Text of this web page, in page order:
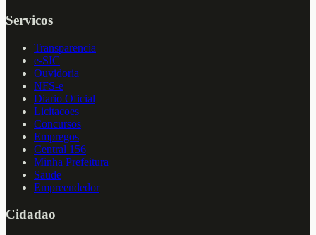
Servicos
Transparencia
e-SIC
Ouvidoria
NFS-e
Diario Oficial
Licitacoes
Concursos
Empregos
Central 156
Minha Prefeitura
Saude
Empreendedor
Cidadao